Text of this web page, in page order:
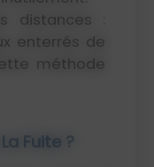
enterrés de
méthode
Fuite ?